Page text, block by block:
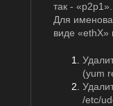
так - «p2p1».
Для
виде «ethX»
(yum
/etc/